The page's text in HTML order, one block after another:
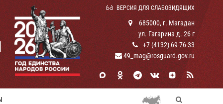
ВЕРСИЯ ДЛЯ СЛАБОВИДЯЩИХ
685000, г. Магадан
ул. Гагарина д. 26 г
+7 (4132) 69-76-33
49_mag@rosguard.gov.ru